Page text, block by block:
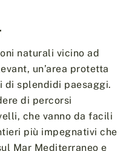
naturali vicino ad
un’area protetta
di splendidi paesaggi.
di percorsi
che vanno da facili
più impegnativi che
Mar Mediterraneo e